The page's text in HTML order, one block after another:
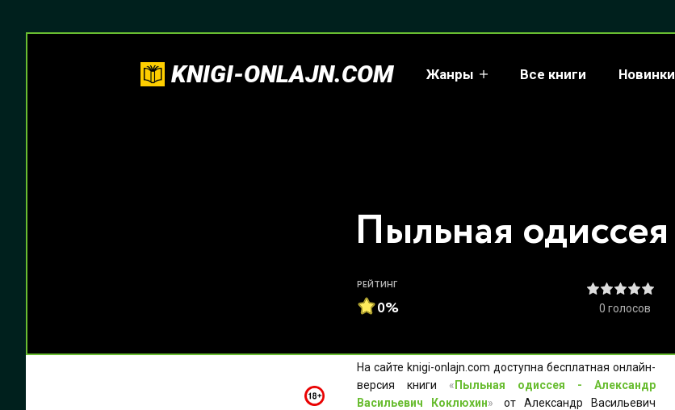
KNIGI-ONLAJN.COM Жанры Все книги Новинки
РЕЙТИНГ
0% 0 голосов
На сайте knigi-onlajn.com доступна бесплатная онлайн-
версия книги « Пыльная одиссея - Александр
Васильевич Коклюхин»
от Александр Васильевич